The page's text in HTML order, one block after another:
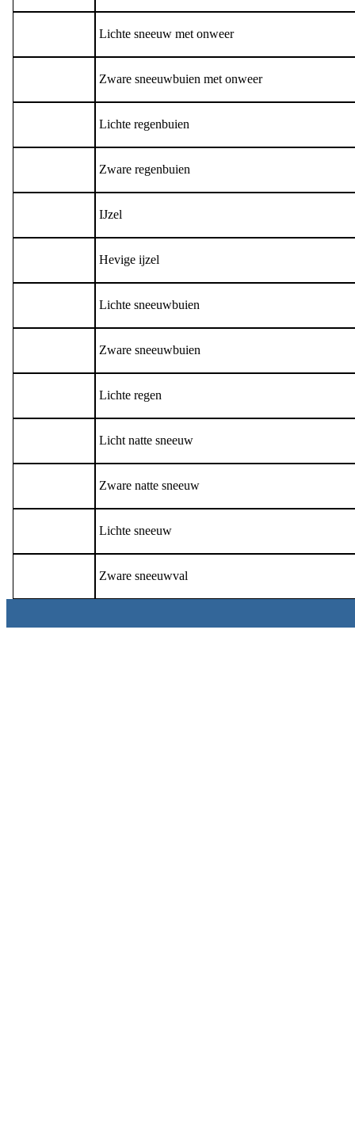
Lichte sneeuw met onweer
Zware sneeuwbuien met onweer
Lichte regenbuien
Zware regenbuien
IJzel
Hevige ijzel
Lichte sneeuwbuien
Zware sneeuwbuien
Lichte regen
Licht natte sneeuw
Zware natte sneeuw
Lichte sneeuw
Zware sneeuwval